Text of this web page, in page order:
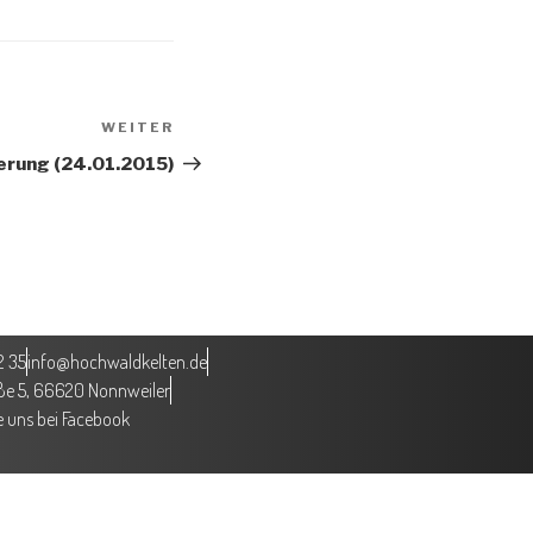
WEITER
(24.01.2015)
35info@hochwaldkelten.de
5, 66620 Nonnweiler
uns bei Facebook